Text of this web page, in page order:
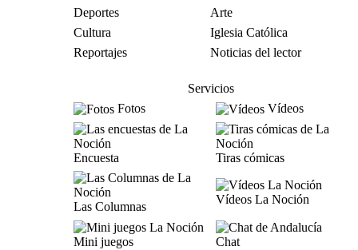
Deportes
Arte
Cultura
Iglesia Católica
Reportajes
Noticias del lector
Servicios
Fotos
Vídeos
Encuesta Tiras cómicas
Las Columnas
Vídeos La Noción
Mini juegos
Chat